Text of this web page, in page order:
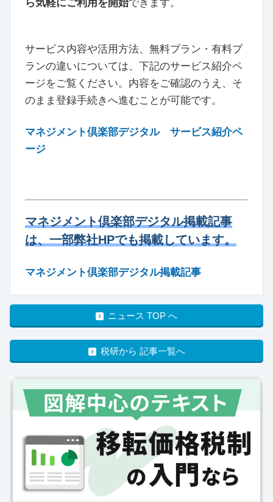
ら気軽にご利用を開始できます。
サービス内容や活用方法、無料プラン・有料プ
ランの違いについては、下記のサービス紹介ペ
ージをご覧ください。内容をご確認のうえ、そ
のまま登録手続きへ進むことが可能です。
マネジメント倶楽部デジタルサービス紹介ペ
ージ
マネジメント倶楽部デジタル掲載記事
は、一部弊社HPでも掲載しています。
マネジメント倶楽部デジタル掲載記事
ニュース TOP へ
税研から 記事一覧へ